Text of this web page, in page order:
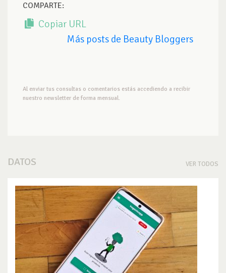
COMPARTE:
Copiar URL
Más posts de Beauty Bloggers
Al enviar tus consultas o comentarios estás accediendo a recibir
nuestro newsletter de forma mensual.
DATOS VER TODOS